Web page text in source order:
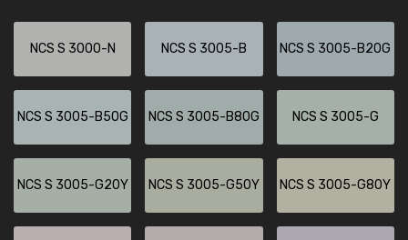
NCS S 3000-N NCS S 3005-B NCS S 3005-B20G
NCS S 3005-B50G NCS S 3005-B80G NCS S 3005-G
NCS S 3005-G20Y NCS S 3005-G50Y NCS S 3005-G80Y